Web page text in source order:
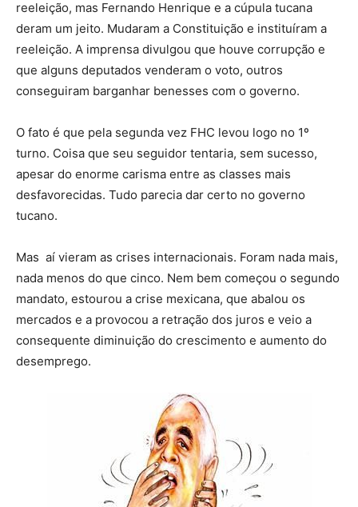
reeleição, mas Fernando Henrique e a cúpula tucana
deram um jeito. Mudaram a Constituição e instituíram a
reeleição. A imprensa divulgou que houve corrupção e
que alguns deputados venderam o voto, outros
conseguiram barganhar benesses com o governo.
O fato é que pela segunda vez FHC levou logo no 1º
turno. Coisa que seu seguidor tentaria, sem sucesso,
apesar do enorme carisma entre as classes mais
desfavorecidas. Tudo parecia dar certo no governo
tucano.
Mas aí vieram as crises internacionais. Foram nada mais,
nada menos do que cinco. Nem bem começou o segundo
mandato, estourou a crise mexicana, que abalou os
mercados e a provocou a retração dos juros e veio a
consequente diminuição do crescimento e aumento do
desemprego.